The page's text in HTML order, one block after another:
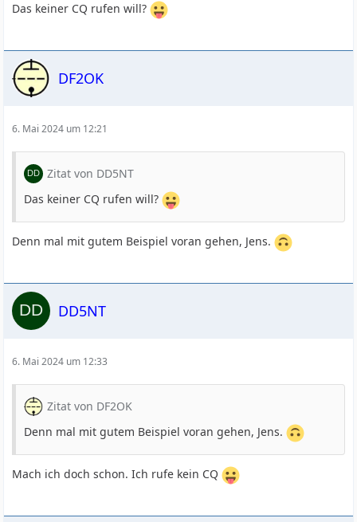
Das keiner CQ rufen will?
DF2OK
6. Mai 2024 um 12:21
Zitat von DD5NT
Das keiner CQ rufen will?
Denn mal mit gutem Beispiel voran gehen, Jens.
DD5NT
6. Mai 2024 um 12:33
Zitat von DF2OK
Denn mal mit gutem Beispiel voran gehen, Jens.
Mach ich doch schon. Ich rufe kein CQ